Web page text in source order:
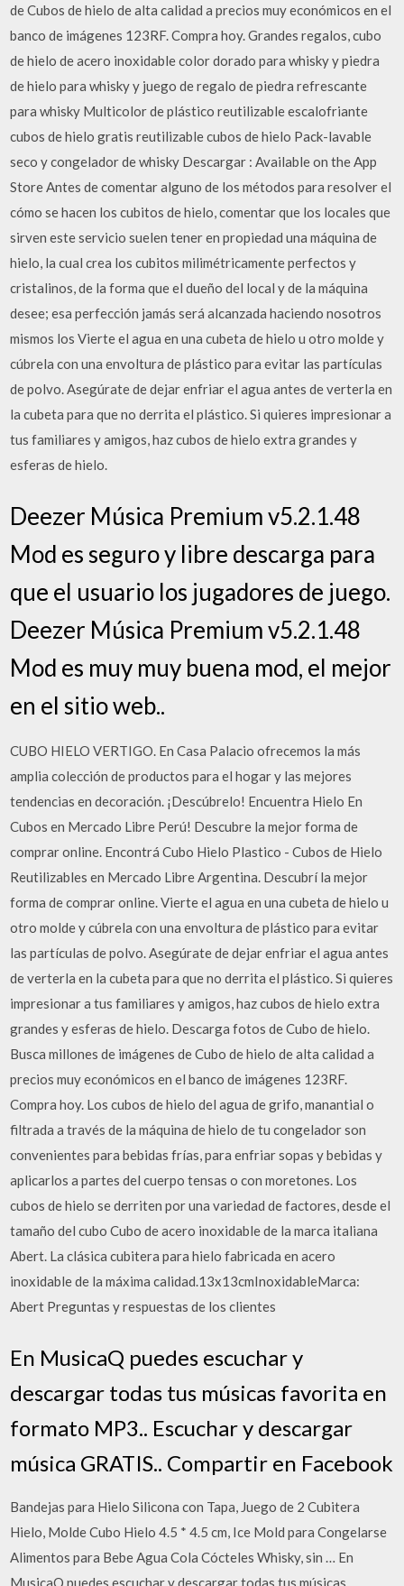
de Cubos de hielo de alta calidad a precios muy económicos en el
banco de imágenes 123RF. Compra hoy. Grandes regalos, cubo
de hielo de acero inoxidable color dorado para whisky y piedra
de hielo para whisky y juego de regalo de piedra refrescante
para whisky Multicolor de plástico reutilizable escalofriante
cubos de hielo gratis reutilizable cubos de hielo Pack-lavable
seco y congelador de whisky Descargar : Available on the App
Store Antes de comentar alguno de los métodos para resolver el
cómo se hacen los cubitos de hielo, comentar que los locales que
sirven este servicio suelen tener en propiedad una máquina de
hielo, la cual crea los cubitos milimétricamente perfectos y
cristalinos, de la forma que el dueño del local y de la máquina
desee; esa perfección jamás será alcanzada haciendo nosotros
mismos los Vierte el agua en una cubeta de hielo u otro molde y
cúbrela con una envoltura de plástico para evitar las partículas
de polvo. Asegúrate de dejar enfriar el agua antes de verterla en
la cubeta para que no derrita el plástico. Si quieres impresionar a
tus familiares y amigos, haz cubos de hielo extra grandes y
esferas de hielo.
Deezer Música Premium v5.2.1.48
Mod es seguro y libre descarga para
que el usuario los jugadores de juego.
Deezer Música Premium v5.2.1.48
Mod es muy muy buena mod, el mejor
en el sitio web..
CUBO HIELO VERTIGO. En Casa Palacio ofrecemos la más
amplia colección de productos para el hogar y las mejores
tendencias en decoración. ¡Descúbrelo! Encuentra Hielo En
Cubos en Mercado Libre Perú! Descubre la mejor forma de
comprar online. Encontrá Cubo Hielo Plastico - Cubos de Hielo
Reutilizables en Mercado Libre Argentina. Descubrí la mejor
forma de comprar online. Vierte el agua en una cubeta de hielo u
otro molde y cúbrela con una envoltura de plástico para evitar
las partículas de polvo. Asegúrate de dejar enfriar el agua antes
de verterla en la cubeta para que no derrita el plástico. Si quieres
impresionar a tus familiares y amigos, haz cubos de hielo extra
grandes y esferas de hielo. Descarga fotos de Cubo de hielo.
Busca millones de imágenes de Cubo de hielo de alta calidad a
precios muy económicos en el banco de imágenes 123RF.
Compra hoy. Los cubos de hielo del agua de grifo, manantial o
filtrada a través de la máquina de hielo de tu congelador son
convenientes para bebidas frías, para enfriar sopas y bebidas y
aplicarlos a partes del cuerpo tensas o con moretones. Los
cubos de hielo se derriten por una variedad de factores, desde el
tamaño del cubo Cubo de acero inoxidable de la marca italiana
Abert. La clásica cubitera para hielo fabricada en acero
inoxidable de la máxima calidad.13x13cmInoxidableMarca:
Abert Preguntas y respuestas de los clientes
En MusicaQ puedes escuchar y
descargar todas tus músicas favorita en
formato MP3.. Escuchar y descargar
música GRATIS.. Compartir en Facebook
Bandejas para Hielo Silicona con Tapa, Juego de 2 Cubitera
Hielo, Molde Cubo Hielo 4.5 * 4.5 cm, Ice Mold para Congelarse
Alimentos para Bebe Agua Cola Cócteles Whisky, sin … En
MusicaQ puedes escuchar y descargar todas tus músicas